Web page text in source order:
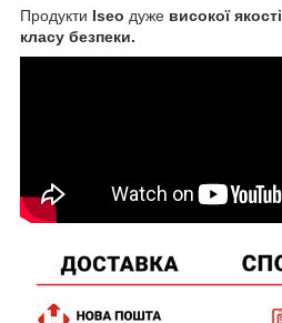
Продукти Iseo дуже високої якості
класу безпеки.